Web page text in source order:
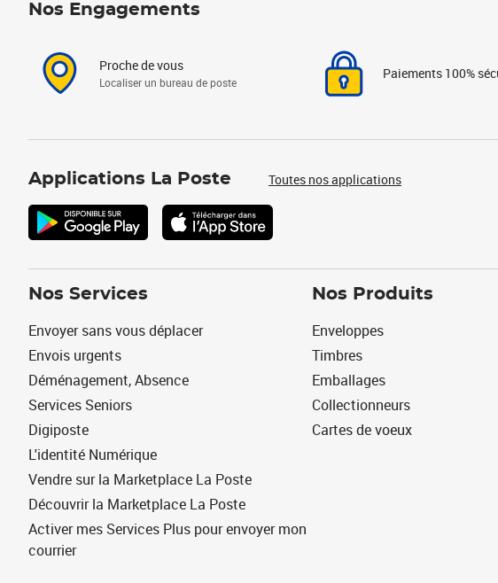
Nos Engagements
Proche de vous
Localiser un bureau de poste
Paiements 100%
Applications La Poste Toutes nos applications
Nos Services
Envoyer sans vous déplacer
Envois urgents
Déménagement, Absence
Services Seniors
Digiposte
L'identité Numérique
Vendre sur la Marketplace La Poste
Découvrir la Marketplace La Poste
Activer mes Services Plus pour envoyer mon
courrier
Nos Produits
Enveloppes
Timbres
Emballages
Collectionneurs
Cartes de voeux